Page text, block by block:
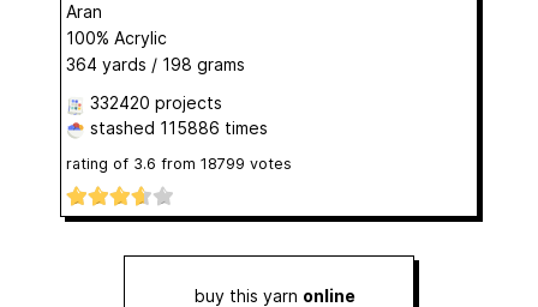
Aran
100% Acrylic
364 yards / 198 grams
332420 projects
stashed 115886 times
rating of 3.6 from 18799 votes
buy this yarn online